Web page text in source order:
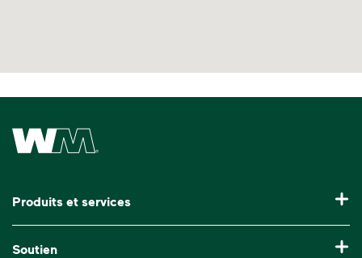
Waste Management Home
Produits et services
Soutien